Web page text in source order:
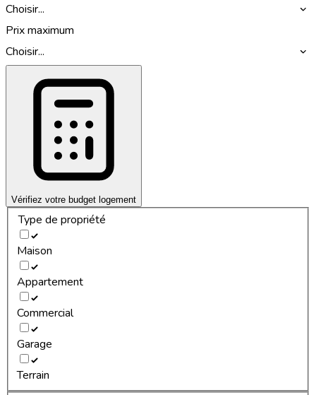
Choisir...
Prix maximum
Choisir...
Vérifiez votre budget logement
Type de propriété
Maison
Appartement
Commercial
Garage
Terrain